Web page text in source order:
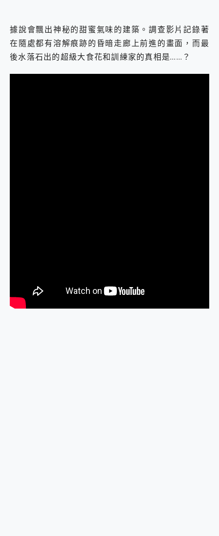
據說會飄出神秘的甜蜜氣味的建築。調查影片記錄著
在隨處都有溶解痕跡的昏暗走廊上前進的畫面，而最
後水落石出的超級大食花和訓練家的真相是……？